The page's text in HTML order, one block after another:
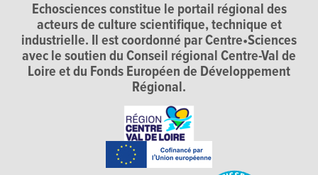
Echosciences constitue le portail régional des
acteurs de culture scientifique, technique et
industrielle. Il est coordonné par Centre•Sciences
avec le soutien du Conseil régional Centre-Val de
Loire et du Fonds Européen de Développement
Régional.